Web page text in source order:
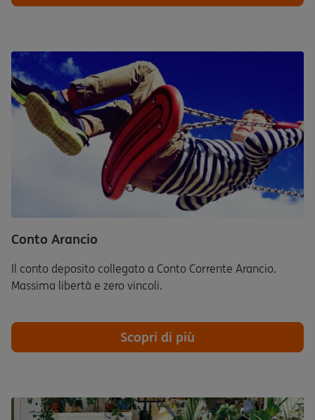
Conto Arancio
Il conto deposito collegato a Conto Corrente Arancio.
Massima libertà e zero vincoli.
Scopri di più